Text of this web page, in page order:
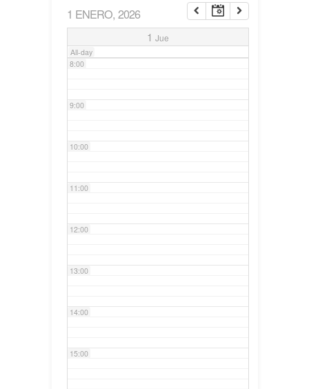
1 ENERO, 2026
1 Jue
All-day
7:00
8:00
9:00
10:00
11:00
12:00
13:00
14:00
15:00